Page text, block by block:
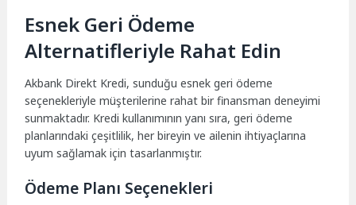
Esnek Geri Ödeme
Alternatifleriyle Rahat Edin
Akbank Direkt Kredi, sunduğu esnek geri ödeme
seçenekleriyle müşterilerine rahat bir finansman deneyimi
sunmaktadır. Kredi kullanımının yanı sıra, geri ödeme
planlarındaki çeşitlilik, her bireyin ve ailenin ihtiyaçlarına
uyum sağlamak için tasarlanmıştır.
Ödeme Planı Seçenekleri